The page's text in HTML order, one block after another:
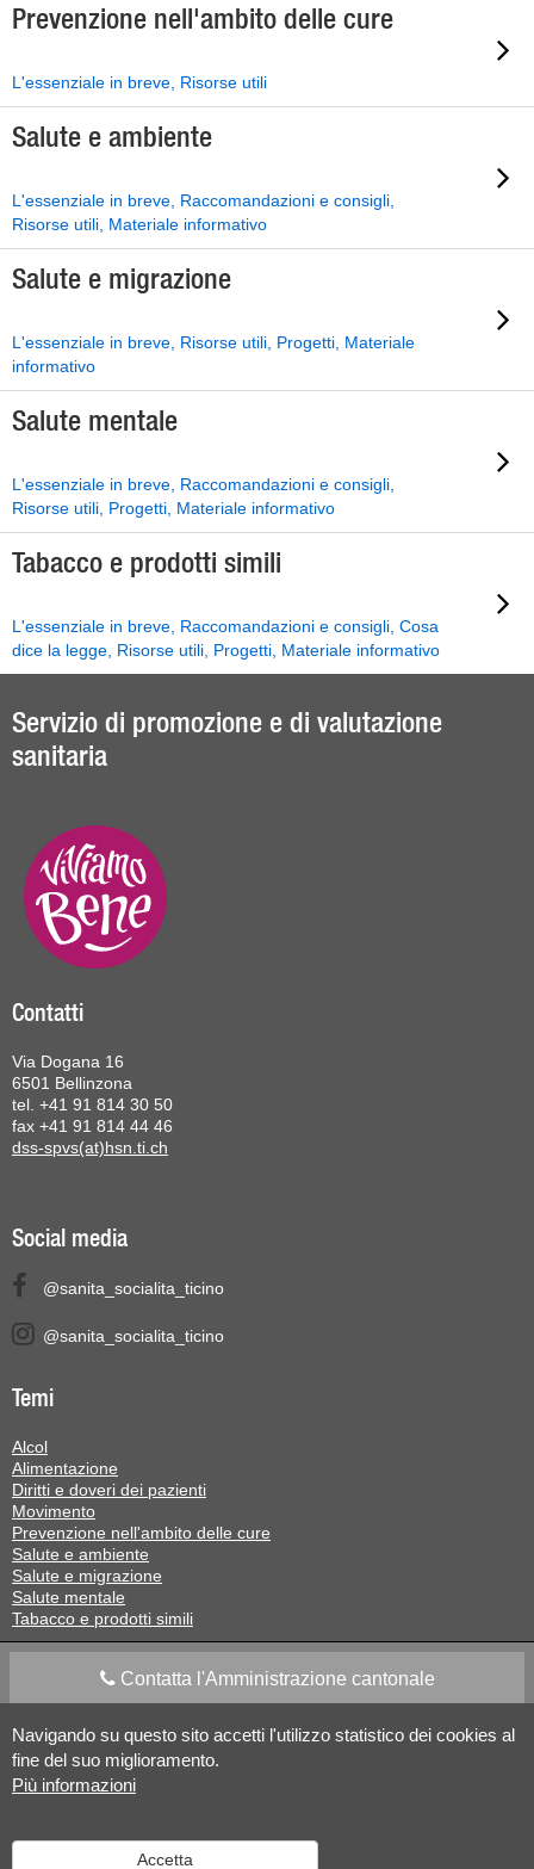
Navigando su questo sito accetti l'utilizzo statistico dei cookies al
fine del suo miglioramento.
Più informazioni
Accetta
Prevenzione nell'ambito delle cure
L'essenziale in breve, Risorse utili
Salute e ambiente
L'essenziale in breve, Raccomandazioni e consigli,
Risorse utili, Materiale informativo
Salute e migrazione
L'essenziale in breve, Risorse utili, Progetti, Materiale
informativo
Salute mentale
L'essenziale in breve, Raccomandazioni e consigli,
Risorse utili, Progetti, Materiale informativo
Tabacco e prodotti simili
L'essenziale in breve, Raccomandazioni e consigli, Cosa
dice la legge, Risorse utili, Progetti, Materiale informativo
Servizio di promozione e di valutazione
sanitaria
Contatti
Via Dogana 16
6501 Bellinzona
tel. +41 91 814 30 50
fax +41 91 814 44 46
dss-spvs(at)hsn.ti.ch
Social media
@sanita_socialita_ticino
@sanita_socialita_ticino
Temi
Alcol
Alimentazione
Diritti e doveri dei pazienti
Movimento
Prevenzione nell'ambito delle cure
Salute e ambiente
Salute e migrazione
Salute mentale
Tabacco e prodotti simili
Contatta l'Amministrazione cantonale
Apps Mobile Social media